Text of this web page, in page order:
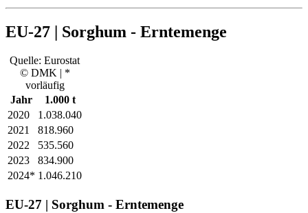
EU-27 | Sorghum - Erntemenge
Quelle: Eurostat
© DMK | *
vorläufig
Jahr
1.000 t
2020
1.038.040
2021
818.960
2022
535.560
2023
834.900
2024* 1.046.210
EU-27 | Sorghum - Erntemenge